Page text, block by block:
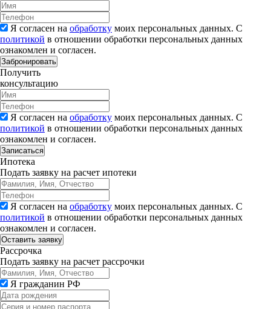
Я согласен на обработку моих персональных данных. С
политикой в отношении обработки персональных данных
ознакомлен и согласен.
Забронировать
Получить
консультацию
Я согласен на обработку моих персональных данных. С
политикой в отношении обработки персональных данных
ознакомлен и согласен.
Записаться
Ипотека
Подать заявку на расчет ипотеки
Я согласен на обработку моих персональных данных. С
политикой в отношении обработки персональных данных
ознакомлен и согласен.
Рассрочка
Подать заявку на расчет рассрочки
Я гражданин РФ